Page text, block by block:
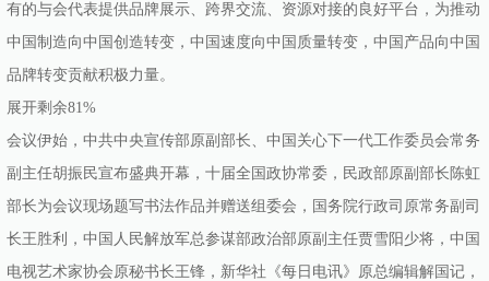
有的与会代表提供品牌展示、跨界交流、资源对接的良好平台，为推动
中国制造向中国创造转变，中国速度向中国质量转变，中国产品向中国
品牌转变贡献积极力量。
展开剩余81%
会议伊始，中共中央宣传部原副部长、中国关心下一代工作委员会常务
副主任胡振民宣布盛典开幕，十届全国政协常委，民政部原副部长陈虹
部长为会议现场题写书法作品并赠送组委会，国务院行政司原常务副司
长王胜利，中国人民解放军总参谋部政治部原副主任贾雪阳少将，中国
电视艺术家协会原秘书长王锋，新华社《每日电讯》原总编辑解国记，